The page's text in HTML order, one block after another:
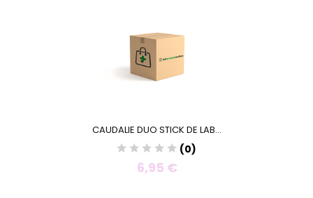
CAUDALIE DUO STICK DE LAB...
(0)
6,95 €